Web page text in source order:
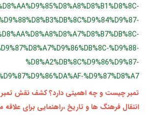
/%D8%AA%D9%85%D8%A8%D8%B1%D8%8C-
%D9%88%D8%B3%DB%8C%D9%84%D9%87-
%D9%88-
%D8%A2%DB%8C%D9%86%D9%87-
%D9%87%D8%A7
تمبر چیست و چه اهمیتی دارد؟ کشف نقش تمبر در
انتقال فرهنگ‌ ها و تاریخ ،راهنمایی برای علاقه‌